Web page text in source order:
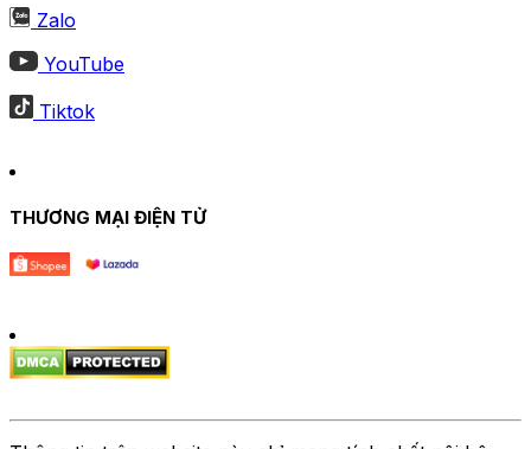
Zalo
YouTube
Tiktok
THƯƠNG MẠI ĐIỆN TỬ